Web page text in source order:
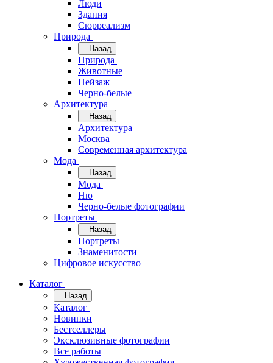
Люди
Здания
Сюрреализм
Природа
Назад
Природа
Животные
Пейзаж
Черно-белые
Архитектура
Назад
Архитектура
Москва
Современная архитектура
Мода
Назад
Мода
Ню
Черно-белые фотографии
Портреты
Назад
Портреты
Знаменитости
Цифровое искусство
Каталог
Назад
Каталог
Новинки
Бестселлеры
Эксклюзивные фотографии
Все работы